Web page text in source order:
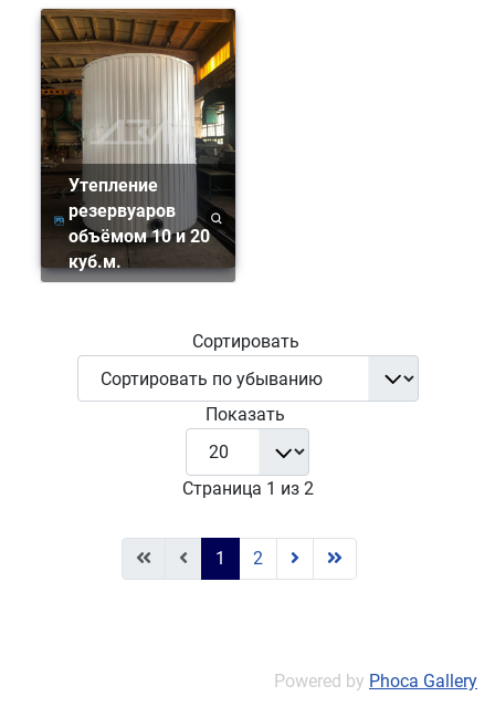
Утепление
резервуаров
объёмом 10 и 20
куб.м.
Сортировать
Показать
Страница 1 из 2
1 2
Powered by Phoca Gallery